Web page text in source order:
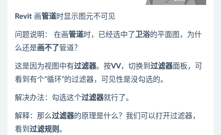
Revit 画管道 时显示图元不可见
问题说明： 在画管道 时，已经选中了 卫浴的平面图，为什
么还是画不了管道？
这是因为视图中有过滤器。按VV，切换到 过滤器面板，可
看到有个“循环”的过滤器，可见性是没勾选的。
解决办法：勾选这个过滤器就行了。
解释：那么过滤器的原理是什么？我们可以打开过滤器，
看到 过滤规则 。